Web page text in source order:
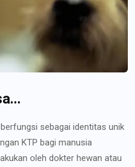
sebagai identitas unik
KTP bagi manusia
oleh dokter hewan atau